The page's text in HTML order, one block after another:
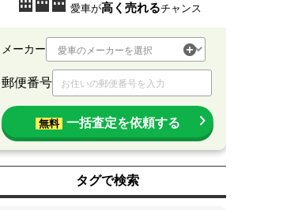
愛車が高く売れるチャンス
メーカー
郵便番号
無料 一括査定を依頼する
タグで検索